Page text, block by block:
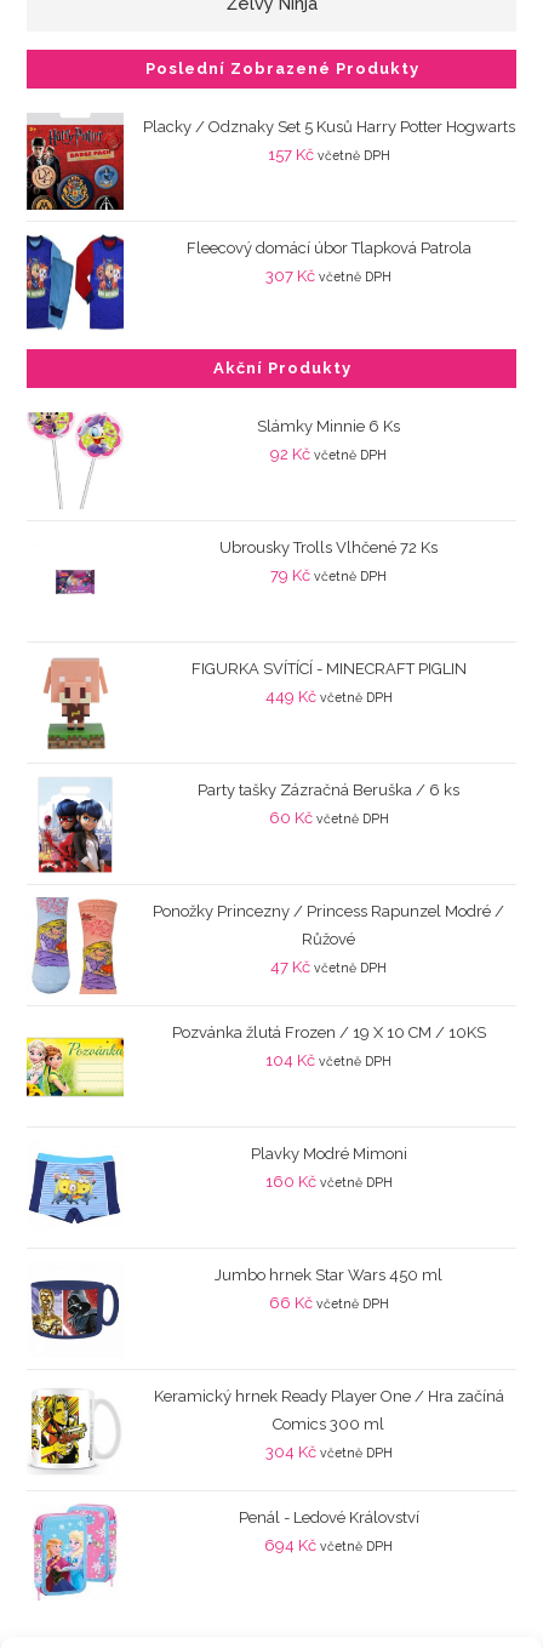
Poslední Zobrazené Produkty
Placky / Odznaky Set 5 Kusů Harry Potter Hogwarts
157 Kč včetně DPH
Fleecový domácí úbor Tlapková Patrola
307 Kč včetně DPH
Akční Produkty
Slámky Minnie 6 Ks
92 Kč včetně DPH
Ubrousky Trolls Vlhčené 72 Ks
79 Kč včetně DPH
FIGURKA SVÍTÍCÍ - MINECRAFT PIGLIN
449 Kč včetně DPH
Party tašky Zázračná Beruška / 6 ks
60 Kč včetně DPH
Ponožky Princezny / Princess Rapunzel Modré /
Růžové
47 Kč včetně DPH
Pozvánka žlutá Frozen / 19 X 10 CM / 10KS
104 Kč včetně DPH
Plavky Modré Mimoni
160 Kč včetně DPH
Jumbo hrnek Star Wars 450 ml
66 Kč včetně DPH
Keramický hrnek Ready Player One / Hra začíná
Comics 300 ml
304 Kč včetně DPH
Penál - Ledové Království
694 Kč včetně DPH